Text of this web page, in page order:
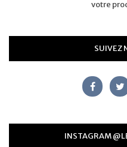
votre
SUIVEZ
INSTAGRAM